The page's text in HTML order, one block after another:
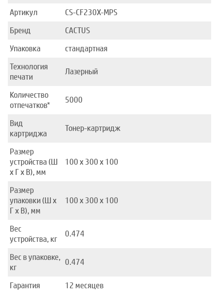
Артикул
CS-CF230X-MPS
Бренд
CACTUS
Упаковка
стандартная
Технология
печати
Лазерный
Количество
отпечатков*
5000
Вид
картриджа
Тонер-картридж
Размер
устройства (Ш
x Г x В), мм
100 x 300 x 100
Размер
упаковки (Ш x
Г x В), мм
100 x 300 x 100
Вес
устройства, кг
0.474
Вес в упаковке,
кг
0.474
Гарантия 12 месяцев